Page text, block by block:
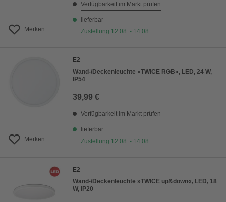
Merken
Verfügbarkeit im Markt prüfen
lieferbar
Zustellung 12.08. - 14.08.
Merken
E2
Wand-/Deckenleuchte »TWICE RGB«, LED, 24 W,
IP54
39,99 €
Verfügbarkeit im Markt prüfen
lieferbar
Zustellung 12.08. - 14.08.
E2
Wand-/Deckenleuchte »TWICE up&down«, LED, 18
W, IP20